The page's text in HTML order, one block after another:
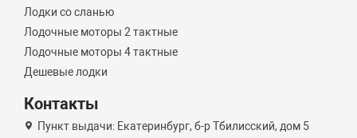
Лодки со сланью
Лодочные моторы 2 тактные
Лодочные моторы 4 тактные
Дешевые лодки
Контакты
Пункт выдачи: Екатеринбург, б-р Тбилисский, дом 5